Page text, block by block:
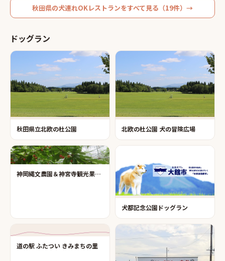
秋田県の犬連れOKレストランをすべて見る（19件）→
ドッグラン
秋田県立北欧の杜公園 北欧の杜公園 犬の冒険広場
神岡縄文農園＆神宮寺観光果樹園
犬都記念公園ドッグラン
道の駅 ふたつい きみまちの里